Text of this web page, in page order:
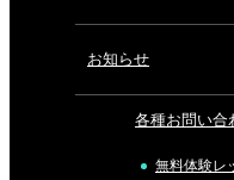
お知らせ
各種お問い合
無料体験レ